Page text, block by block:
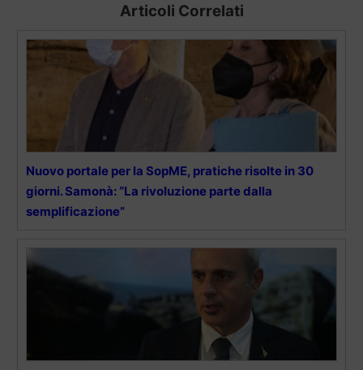
Articoli Correlati
Nuovo portale per la SopME, pratiche risolte in 30
giorni. Samonà: “La rivoluzione parte dalla
semplificazione”